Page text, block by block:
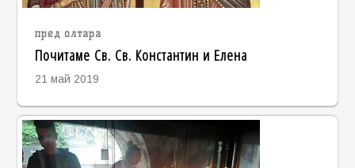
пред олтара
Почитаме Св. Св. Константин и Елена
21 май 2019